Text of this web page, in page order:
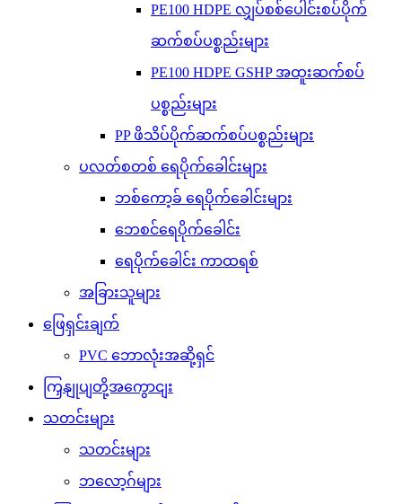
PE100 HDPE လျှပ်စစ်ပေါင်းစပ်ပိုက်
ဆက်စပ်ပစ္စည်းများ
PE100 HDPE GSHP အထူးဆက်စပ်
ပစ္စည်းများ
PP ဖိသိပ်ပိုက်ဆက်စပ်ပစ္စည်းများ
ပလတ်စတစ် ရေပိုက်ခေါင်းများ
ဘစ်ကော့ခ် ရေပိုက်ခေါင်းများ
ဘေစင်ရေပိုက်ခေါင်း
ရေပိုက်ခေါင်း ကာထရစ်
အခြားသူများ
ဖြေရှင်းချက်
PVC ဘောလုံးအဆို့ရှင်
ကြှနျုပျတို့အကွောငျး
သတင်းများ
သတင်းများ
ဘလော့ဂ်များ